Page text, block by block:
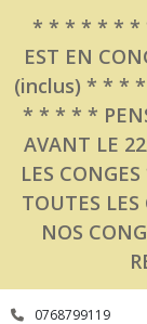
* * * * * * *
EST EN
(inclus) * * *
* * * * *
AVANT LE
LES
TOUTES
NOS
0768799119
Fermer
FILTRES
Tous
les
produits
Quincailleries
Quincaillerie